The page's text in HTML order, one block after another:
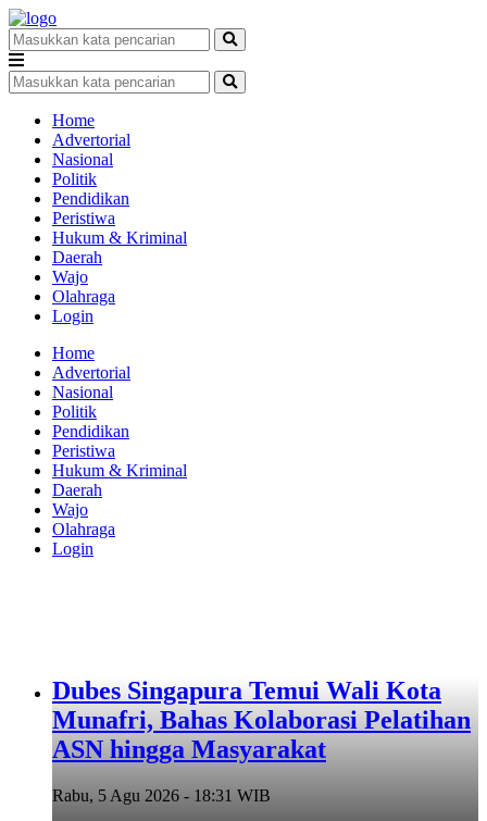
Home
Advertorial
Nasional
Politik
Pendidikan
Peristiwa
Hukum & Kriminal
Daerah
Wajo
Olahraga
Login
Home
Advertorial
Nasional
Politik
Pendidikan
Peristiwa
Hukum & Kriminal
Daerah
Wajo
Olahraga
Login
Dubes Singapura Temui Wali Kota
Munafri, Bahas Kolaborasi Pelatihan
ASN hingga Masyarakat
Rabu, 5 Agu 2026 - 18:31 WIB